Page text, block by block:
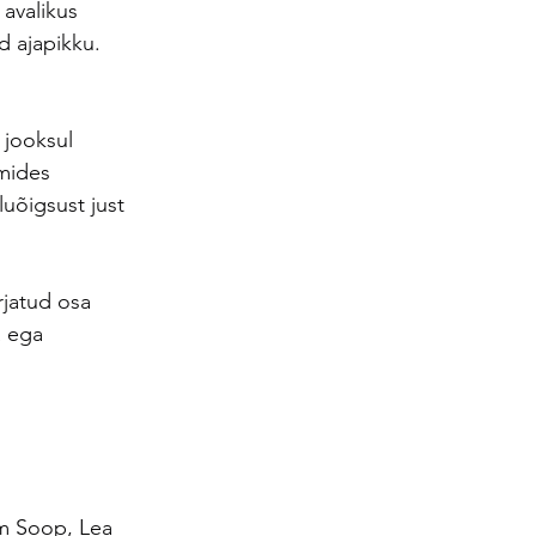
ajapikku.
just
osa
ega
Soop, Lea